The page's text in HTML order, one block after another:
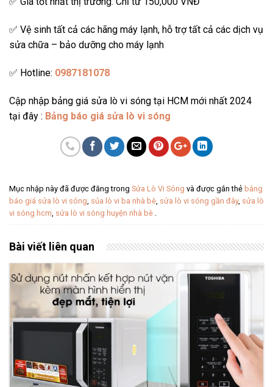
✅ Vệ sinh tất cả các hãng máy lạnh, hỗ trợ tất cả các dịch vụ
sửa chữa – bảo dưỡng cho máy lạnh
✅ Hotline: 0987181078
Cập nhập bảng giá sửa lò vi sóng tại HCM mới nhất 2024
tại đây : Bảng báo giá sửa lò vi sóng
Mục nhập này đã được đăng trong Sửa Lò Vi Sóng và được gắn thẻ bảng
báo giá sửa lò vi sóng, sủa lò vi ba nhà bè, sửa lò vi sóng gần đây, sửa lò
vi sóng hcm, sửa lò vi sóng huyện nhà bè .
Bài viết liên quan